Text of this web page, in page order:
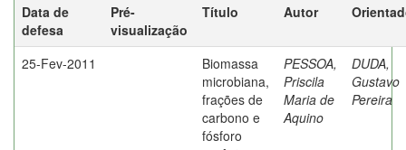
Data de
defesa
Pré-
visualização
Título Autor
25-Fev-2011
Biomassa
microbiana,
frações de
carbono e
fósforo
PESSOA,
Priscila
Maria de
Aquino
DUDA,
Gustavo
Pereira